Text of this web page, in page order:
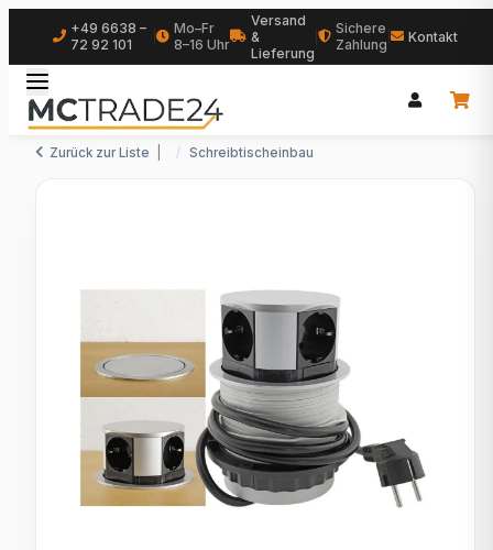
+49 6638 –
72 92 101
Mo–Fr
8–16 Uhr
Versand
&
Lieferung
Sichere
Zahlung
Kontakt
Zurück zur Liste Schreibtischeinbau